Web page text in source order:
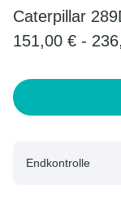
Caterpillar
151,00 € -
Endkontrolle